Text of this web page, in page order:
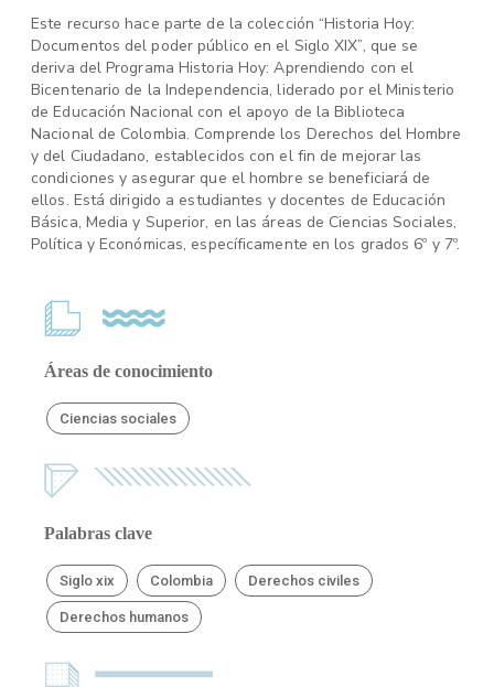
Este recurso hace parte de la colección “Historia Hoy:
Documentos del poder público en el Siglo XIX”, que se
deriva del Programa Historia Hoy: Aprendiendo con el
Bicentenario de la Independencia, liderado por el Ministerio
de Educación Nacional con el apoyo de la Biblioteca
Nacional de Colombia. Comprende los Derechos del Hombre
y del Ciudadano, establecidos con el fin de mejorar las
condiciones y asegurar que el hombre se beneficiará de
ellos. Está dirigido a estudiantes y docentes de Educación
Básica, Media y Superior, en las áreas de Ciencias Sociales,
Política y Económicas, específicamente en los grados 6º y 7º.
Áreas de conocimiento
Ciencias sociales
Palabras clave
Siglo xix Colombia Derechos civiles
Derechos humanos